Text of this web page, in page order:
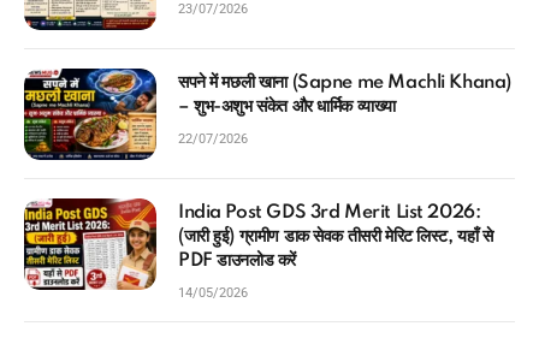
23/07/2026
सपने में मछली खाना (Sapne me Machli Khana)
– शुभ-अशुभ संकेत और धार्मिक व्याख्या
22/07/2026
India Post GDS 3rd Merit List 2026:
(जारी हुई) ग्रामीण डाक सेवक तीसरी मेरिट लिस्ट, यहाँ से
PDF डाउनलोड करें
14/05/2026